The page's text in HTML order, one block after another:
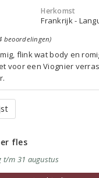
Herkomst
Frankrijk -
beoordelingen)
flink wat body en
voor een Viognier
fles
t/m 31 augustus